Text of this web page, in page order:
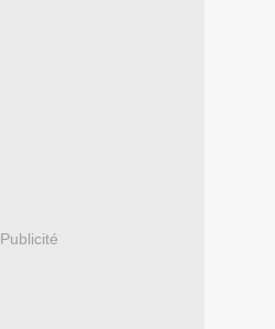
Publicité